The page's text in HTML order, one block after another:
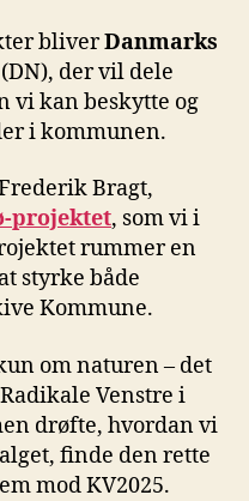
bliverDanmarks
(DN), der vil dele
vi kan beskytte og
i kommunen.
Bragt,
projektet, som vi i
rummer en
styrke både
Kommune.
om naturen – det
Venstre i
drøfte, hvordan vi
finde den rette
mod KV2025.